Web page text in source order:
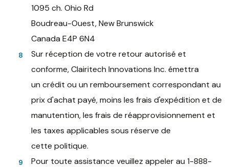
1095 ch. Ohio Rd
Boudreau-Ouest, New Brunswick
Canada E4P 6N4
Sur réception de votre retour autorisé et
conforme, Clairitech Innovations Inc. émettra
un crédit ou un remboursement correspondant au
prix d'achat payé, moins les frais d'expédition et de
manutention, les frais de réapprovisionnement et
les taxes applicables sous réserve de
cette politique.
Pour toute assistance veuillez appeler au 1-888-